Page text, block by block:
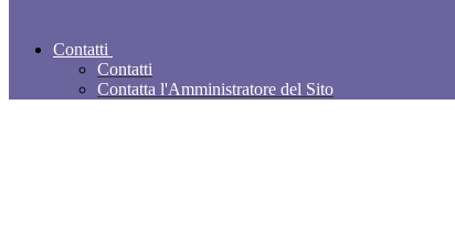
Contatti
Contatti
Contatta l'Amministratore del Sito